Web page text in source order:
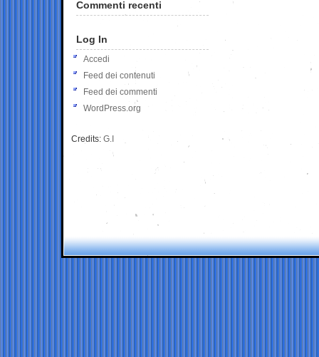
Commenti recenti
Log In
Accedi
Feed dei contenuti
Feed dei commenti
WordPress.org
Credits: G.I